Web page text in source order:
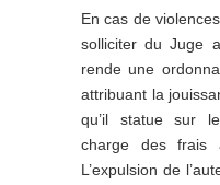
En cas de
solliciter du Juge
rende une
attribuant la
qu’il statue sur
charge des frais
L’expulsion de